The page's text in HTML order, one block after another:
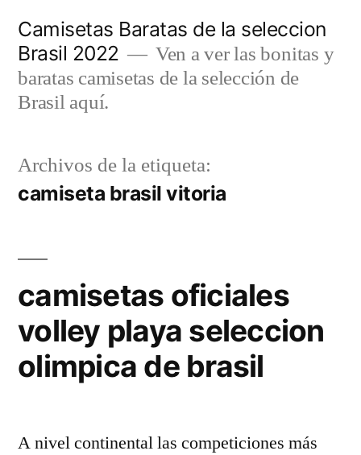
contenido
Camisetas Baratas de la seleccion
Brasil 2022
Ven a ver las bonitas y
baratas camisetas de la selección de
Brasil aquí.
Archivos de la etiqueta:
camiseta brasil vitoria
camisetas oficiales
volley playa seleccion
olimpica de brasil
A nivel continental las competiciones más